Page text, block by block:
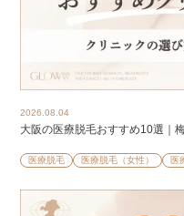
2026.08.04
大阪の医療脱毛おすすめ10選｜
医療脱毛 医療脱毛（女性） 医